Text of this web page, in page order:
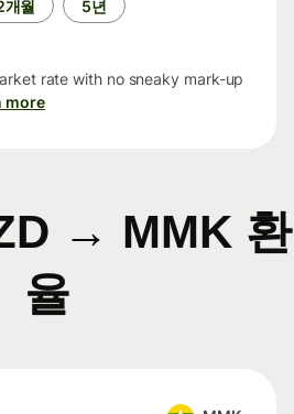
개월 5년
rate with no sneaky mark-up
more
→ MMK 환
율